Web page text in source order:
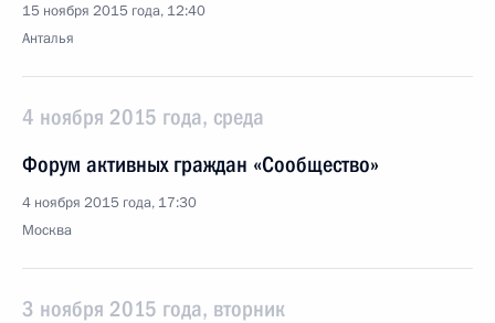
15 ноября 2015 года, 12:40
Анталья
4 ноября 2015 года, среда
Форум активных граждан «Сообщество»
4 ноября 2015 года, 17:30
Москва
3 ноября 2015 года, вторник